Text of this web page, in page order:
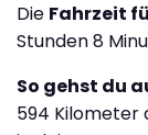
Die Fahrzeit
Stunden 8
So gehst du
594 Kilometer